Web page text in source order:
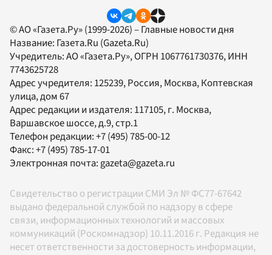
© АО «Газета.Ру» (1999-2026) – Главные новости дня
Название: Газета.Ru (Gazeta.Ru)
Учредитель:АО «Газета.Ру», ОГРН 1067761730376, ИНН
7743625728
Адрес учредителя: 125239, Россия, Москва, Коптевская
улица, дом 67
Адрес редакции и издателя: 117105, г. Москва,
Варшавское шоссе, д.9, стр.1
Телефон редакции:+7 (495) 785-00-12
Факс:+7 (495) 785-17-01
Электронная почта: gazeta@gazeta.ru
Свидетельство о регистрации СМИ Эл № ФС77-67642
выдано федеральной службой по надзору в сфере
связи, информационных технологий и массовых
коммуникаций (Роскомнадзор) 10.11.2016 г. Редакция не
несет ответственности за достоверность информации,